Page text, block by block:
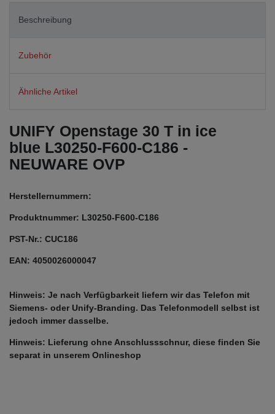
Beschreibung
Zubehör
Ähnliche Artikel
UNIFY Openstage 30 T in ice
blue L30250-F600-C186 -
NEUWARE OVP
Herstellernummern:
Produktnummer: L30250-F600-C186
PST-Nr.: CUC186
EAN: 4050026000047
Hinweis: Je nach Verfügbarkeit liefern wir das Telefon mit
Siemens- oder Unify-Branding. Das Telefonmodell selbst ist
jedoch immer dasselbe.
Hinweis: Lieferung ohne Anschlussschnur, diese finden Sie
separat in unserem Onlineshop